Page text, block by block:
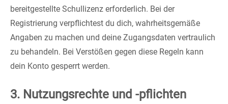
bereitgestellte Schullizenz erforderlich. Bei der
Registrierung verpflichtest du dich, wahrheitsgemäße
Angaben zu machen und deine Zugangsdaten vertraulich
zu behandeln. Bei Verstößen gegen diese Regeln kann
dein Konto gesperrt werden.
3. Nutzungsrechte und -pflichten